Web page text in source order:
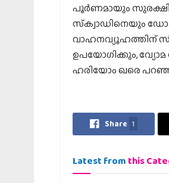
പൂര്‍ണമായും
സ്‌ക്വാഡിനെയും
വാഹനവ്യൂഹത്തിന്
ഉപയോഗിക്കും,
ഹരിയോം ഖരെ
Share 1
Latest from this